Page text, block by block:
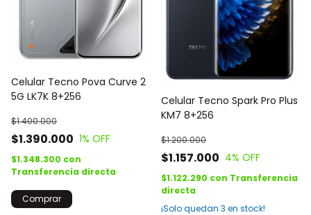
Celular Tecno Pova Curve 2
5G LK7K 8+256
$1.390.000
$1.400.000
1% OFF
$1.348.300 con
Transferencia directa
Comprar
Celular Tecno Spark Pro Plus
KM7 8+256
$1.157.000
$1.200.000
4% OFF
$1.122.290 con Transferencia
directa
¡Solo quedan 3 en stock!